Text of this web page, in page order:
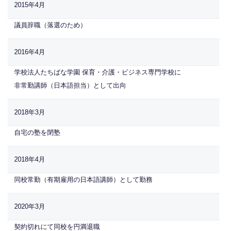
2015年4月
議員辞職（落選のため）
2016年4月
学校法人たちばな学園 保育・介護・ビジネス専門学校に
非常勤講師（日本語担当）として出向
2018年3月
自宅の塾を閉塾
2018年4月
同校常勤（有期雇用の日本語講師）として勤務
2020年3月
契約切れにて同校を円満退職